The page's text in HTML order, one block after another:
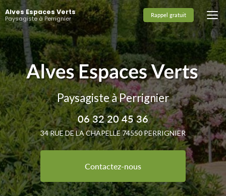
Aller
au
contenu
principal
Alves Espaces Verts
Paysagiste à Perrignier Rappel gratuit
Paysagiste à Perrignier
06 32 20 45 36
34 RUE DE LA CHAPELLE 74550 PERRIGNIER
Contactez-nous